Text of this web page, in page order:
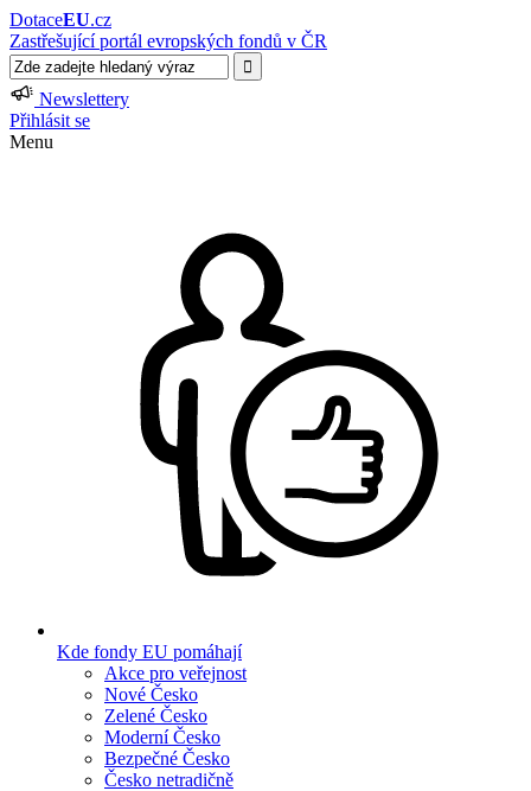
DotaceEU.cz
Zastřešující portál evropských fondů v ČR
Newslettery
Přihlásit se
Menu
Kde fondy EU pomáhají
Akce pro veřejnost
Nové Česko
Zelené Česko
Moderní Česko
Bezpečné Česko
Česko netradičně